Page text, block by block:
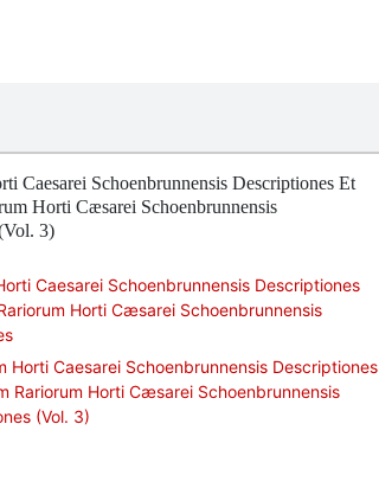
Caesarei Schoenbrunnensis Descriptiones Et
Horti Cæsarei Schoenbrunnensis
3)
Caesarei Schoenbrunnensis Descriptiones
Horti Cæsarei Schoenbrunnensis
Horti Caesarei Schoenbrunnensis Descriptiones
Rariorum Horti Cæsarei Schoenbrunnensis
(Vol. 3)